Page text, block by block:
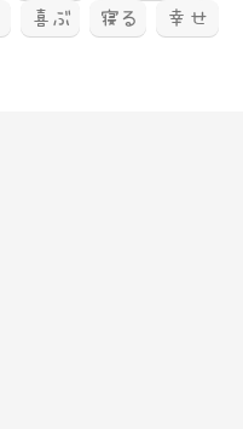
喜ぶ 寝る
幸せ